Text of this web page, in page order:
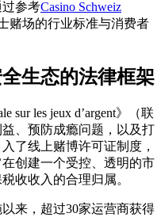
参考Casino Schweiz
赌场的行业标准与消费者
生态的法律框架
sur les jeux d’argent》（联
、预防成瘾问题，以及打
了线上赌博许可证制度，
创建一个受控、透明的市
收收入的合理归属。
来，超过30家运营商获得